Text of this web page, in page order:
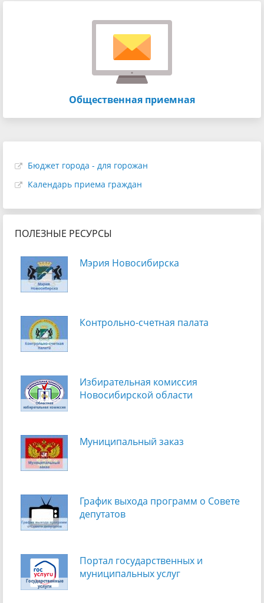
Общественная приемная
Бюджет города - для горожан
Календарь приема граждан
ПОЛЕЗНЫЕ РЕСУРСЫ
Мэрия Новосибирска
Контрольно-счетная палата
Избирательная комиссия
Новосибирской области
Муниципальный заказ
График выхода программ о Cовете
депутатов
Портал государственных и
муниципальных услуг